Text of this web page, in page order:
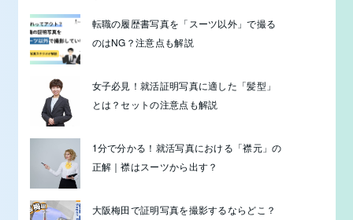
転職の履歴書写真を「スーツ以外」で撮る
のはNG？注意点も解説
女子必見！就活証明写真に適した「髪型」
とは？セットの注意点も解説
1分で分かる！就活写真における「襟元」の
正解｜襟はスーツから出す？
大阪梅田で証明写真を撮影するならどこ？